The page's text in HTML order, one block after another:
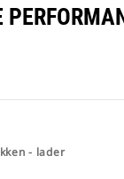
- lader